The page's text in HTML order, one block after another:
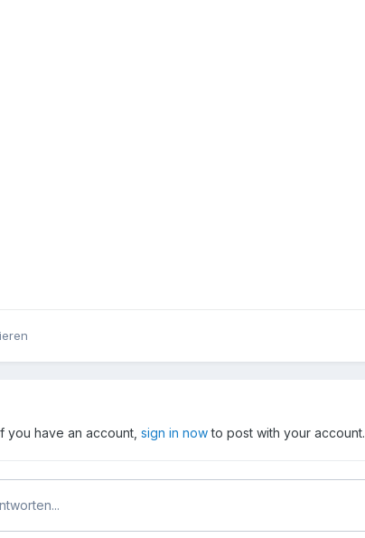
you have an account, sign in nowto post with your account.